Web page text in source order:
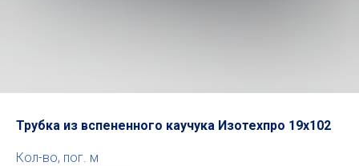
Трубка из вспененного каучука Изотехпро 19x102
Кол-во, пог. м